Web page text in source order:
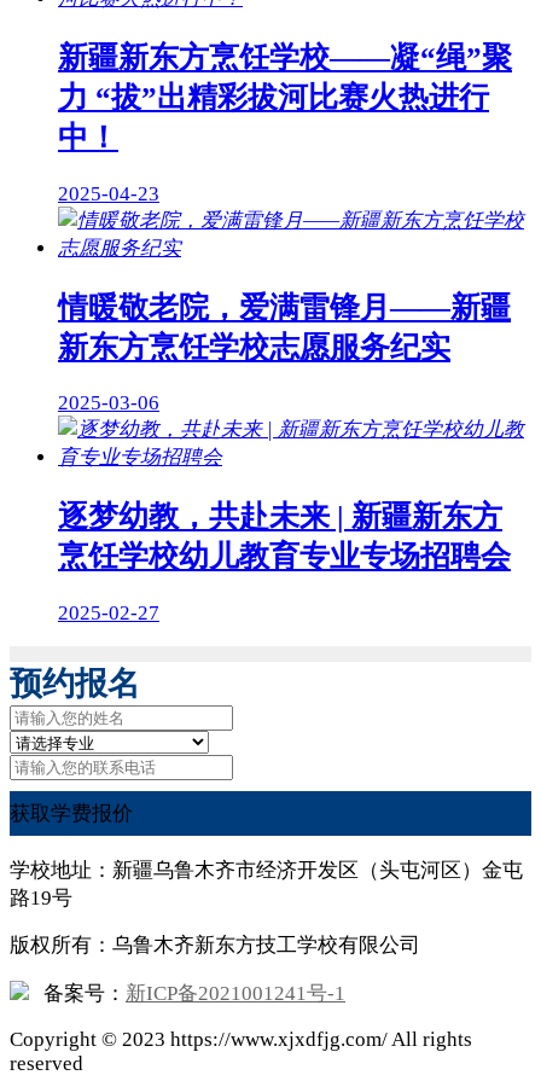
新疆新东方烹饪学校——凝“绳”聚
力 “拔”出精彩拔河比赛火热进行
中！
2025-04-23
情暖敬老院，爱满雷锋月——新疆
新东方烹饪学校志愿服务纪实
2025-03-06
逐梦幼教，共赴未来 | 新疆新东方
烹饪学校幼儿教育专业专场招聘会
2025-02-27
预约报名
获取学费报价
学校地址：新疆乌鲁木齐市经济开发区（头屯河区）金屯
路19号
版权所有：乌鲁木齐新东方技工学校有限公司
备案号： 新ICP备2021001241号-1
Copyright © 2023 https://www.xjxdfjg.com/ All rights
reserved